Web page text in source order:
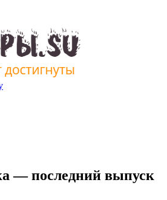
— последний выпуск